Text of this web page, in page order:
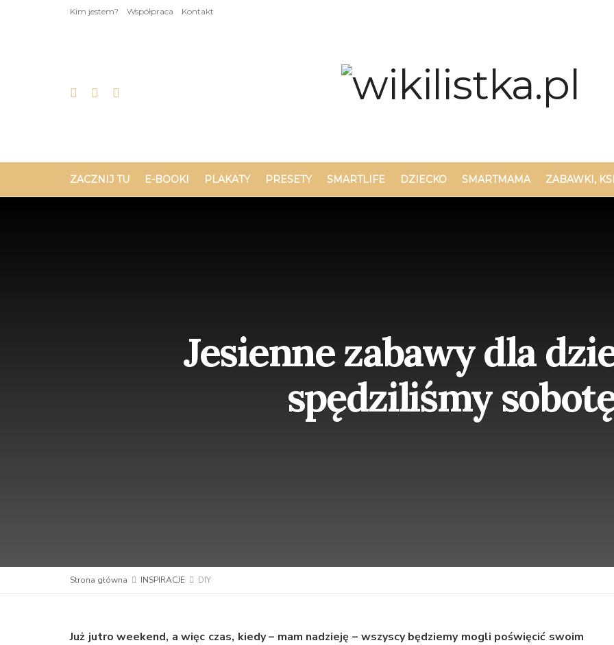
Kim jestem? Współpraca Kontakt
ZACZNIJ TU E-BOOKI PLAKATY PRESETY SMARTLIFE DZIECKO SMARTMAMA ZABAWKI,
Jesienne zabawy dla
spędziliśmy
Strona główna INSPIRACJE DIY
Już jutro weekend, a więc czas, kiedy – mam nadzieję – wszyscy będziemy mogli poświęcić swoim